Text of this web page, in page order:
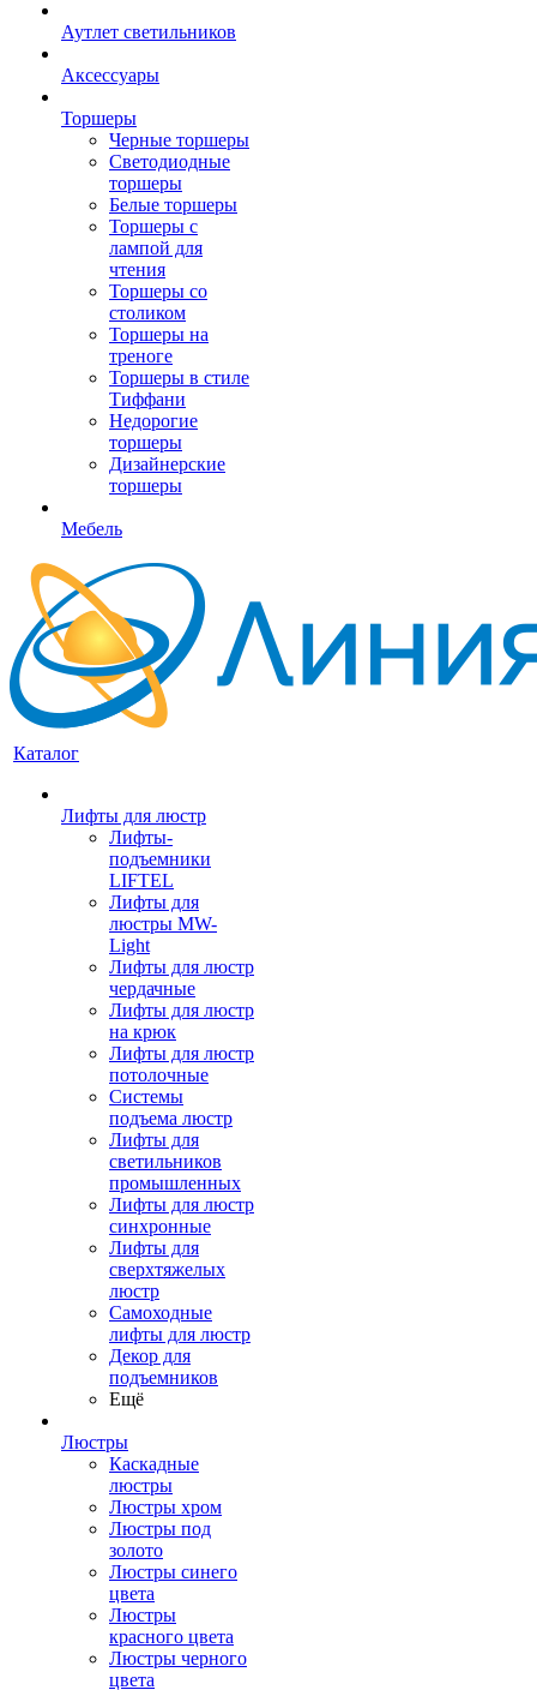
Аутлет светильников
Аксессуары
Торшеры
Черные торшеры
Светодиодные
торшеры
Белые торшеры
Торшеры с
лампой для
чтения
Торшеры со
столиком
Торшеры на
треноге
Торшеры в стиле
Тиффани
Недорогие
торшеры
Дизайнерские
торшеры
Мебель
Каталог
Лифты для люстр
Лифты-
подъемники
LIFTEL
Лифты для
люстры MW-
Light
Лифты для люстр
чердачные
Лифты для люстр
на крюк
Лифты для люстр
потолочные
Системы
подъема люстр
Лифты для
светильников
промышленных
Лифты для люстр
синхронные
Лифты для
сверхтяжелых
люстр
Самоходные
лифты для люстр
Декор для
подъемников
Ещё
Люстры
Каскадные
люстры
Люстры хром
Люстры под
золото
Люстры синего
цвета
Люстры
красного цвета
Люстры черного
цвета